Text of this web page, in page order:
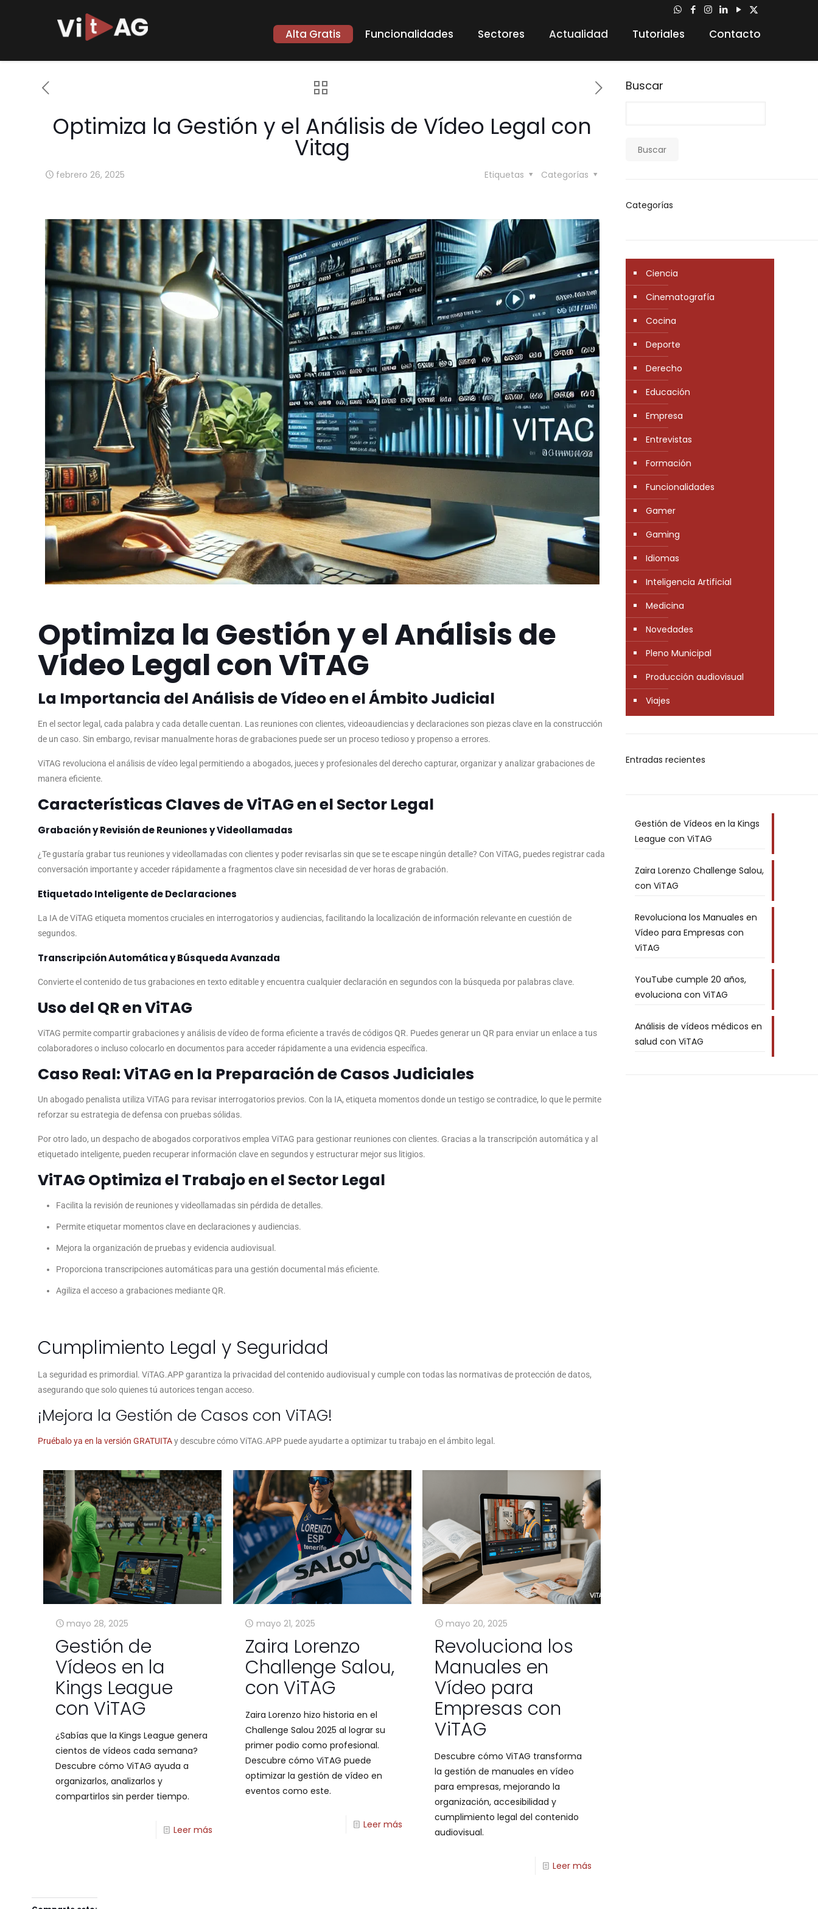
Alta Gratis Funcionalidades Sectores Actualidad Tutoriales Contacto
Optimiza la Gestión y el Análisis de Vídeo Legal con
Vitag
febrero 26, 2025 Categorías
Etiquetas
Optimiza la Gestión y elAnálisis de
Vídeo Legal con ViTAG
La Importancia del Análisis de Vídeo en el Ámbito Judicial
En el sector legal, cada palabra y cada detalle cuentan. Las reuniones con clientes, videoaudiencias y declaraciones son piezas clave en la construcción
de un caso. Sin embargo, revisar manualmente horas de grabaciones puede ser un proceso tedioso y propenso a errores.
ViTAG revoluciona el análisis de vídeo legal permitiendo a abogados, jueces y profesionales del derecho capturar, organizar y analizar grabaciones de
manera eficiente.
Características Claves de ViTAG en el Sector Legal
Grabación y Revisión de Reuniones y Videollamadas
¿Te gustaría grabar tus reuniones y videollamadas con clientes y poder revisarlas sin que se te escape ningún detalle? Con ViTAG, puedes registrar cada
conversación importante y acceder rápidamente a fragmentos clave sin necesidad de ver horas de grabación.
Etiquetado Inteligente de Declaraciones
La IA de ViTAG etiqueta momentos cruciales en interrogatorios y audiencias, facilitando la localización de información relevante en cuestión de
segundos.
Transcripción Automática y Búsqueda Avanzada
Convierte el contenido de tus grabaciones en texto editable y encuentra cualquier declaración en segundos con la búsqueda por palabras clave.
Uso del QR en ViTAG
ViTAG permite compartir grabaciones y análisis de vídeo de forma eficiente a través de códigos QR. Puedes generar un QR para enviar un enlace a tus
colaboradores o incluso colocarlo en documentos para acceder rápidamente a una evidencia específica.
Caso Real: ViTAG en la Preparación de Casos Judiciales
Un abogado penalista utiliza ViTAG para revisar interrogatorios previos. Con la IA, etiqueta momentos donde un testigo se contradice, lo que le permite
reforzar su estrategia de defensa con pruebas sólidas.
Por otro lado, un despacho de abogados corporativos emplea ViTAG para gestionar reuniones con clientes. Gracias a la transcripción automática y al
etiquetado inteligente, pueden recuperar información clave en segundos y estructurar mejor sus litigios.
ViTAG Optimiza el Trabajo en el Sector Legal
Facilita la revisión de reuniones y videollamadas sin pérdida de detalles.
Permite etiquetar momentos clave en declaraciones y audiencias.
Mejora la organización de pruebas y evidencia audiovisual.
Proporciona transcripciones automáticas para una gestión documental más eficiente.
Agiliza el acceso a grabaciones mediante QR.
Cumplimiento Legal y Seguridad
La seguridad es primordial. ViTAG.APP garantiza la privacidad del contenido audiovisual y cumple con todas las normativas de protección de datos,
asegurando que solo quienes tú autorices tengan acceso.
¡Mejora la Gestión de Casos con ViTAG!
Pruébalo ya en la versión GRATUITAy descubre cómo ViTAG.APP puede ayudarte a optimizar tu trabajo en el ámbito legal.
mayo 28, 2025
Gestión de
Vídeos en la
Kings League
con ViTAG
¿Sabías que la Kings League genera
cientos de vídeos cada semana?
Descubre cómo ViTAG ayuda a
organizarlos, analizarlos y
compartirlos sin perder tiempo.
Leer más
mayo 21, 2025
Zaira Lorenzo
Challenge Salou,
con ViTAG
Zaira Lorenzo hizo historia en el
Challenge Salou 2025 al lograr su
primer podio como profesional.
Descubre cómo ViTAG puede
optimizar la gestión de vídeo en
eventos como este.
Leer más
mayo 20, 2025
Revoluciona los
Manuales en
Vídeo para
Empresas con
ViTAG
Descubre cómo ViTAG transforma
la gestión de manuales en vídeo
para empresas, mejorando la
organización, accesibilidad y
cumplimiento legal del contenido
audiovisual.
Leer más
Buscar
Buscar
Categorías
Ciencia
Cinematografía
Cocina
Deporte
Derecho
Educación
Empresa
Entrevistas
Formación
Funcionalidades
Gamer
Gaming
Idiomas
Inteligencia Artificial
Medicina
Novedades
Pleno Municipal
Producción audiovisual
Viajes
Entradas recientes
Gestión de Vídeos en la Kings
League con ViTAG
Zaira Lorenzo Challenge Salou,
con ViTAG
Revoluciona los Manuales en
Vídeo para Empresas con
ViTAG
YouTube cumple 20 años,
evoluciona con ViTAG
Análisis de vídeos médicos en
salud con ViTAG